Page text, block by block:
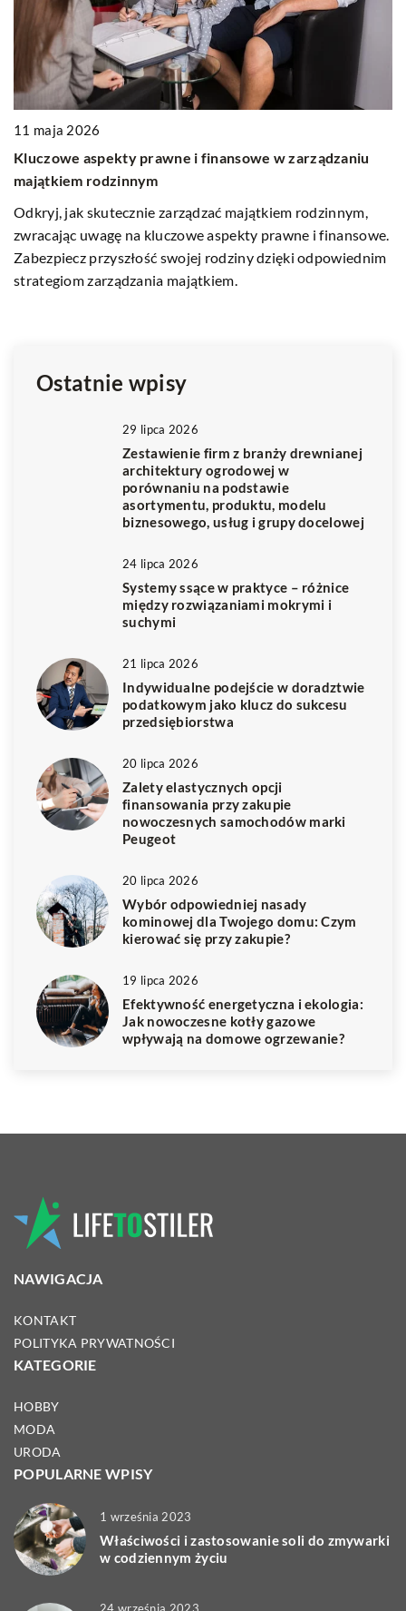
11 maja 2026
Kluczowe aspekty prawne i finansowe w zarządzaniu
majątkiem rodzinnym
Odkryj, jak skutecznie zarządzać majątkiem rodzinnym,
zwracając uwagę na kluczowe aspekty prawne i finansowe.
Zabezpiecz przyszłość swojej rodziny dzięki odpowiednim
strategiom zarządzania majątkiem.
Ostatnie wpisy
29 lipca 2026
Zestawienie firm z branży drewnianej
architektury ogrodowej w
porównaniu na podstawie
asortymentu, produktu, modelu
biznesowego, usług i grupy docelowej
24 lipca 2026
Systemy ssące w praktyce – różnice
między rozwiązaniami mokrymi i
suchymi
21 lipca 2026
Indywidualne podejście w doradztwie
podatkowym jako klucz do sukcesu
przedsiębiorstwa
20 lipca 2026
Zalety elastycznych opcji
finansowania przy zakupie
nowoczesnych samochodów marki
Peugeot
20 lipca 2026
Wybór odpowiedniej nasady
kominowej dla Twojego domu: Czym
kierować się przy zakupie?
19 lipca 2026
Efektywność energetyczna i ekologia:
Jak nowoczesne kotły gazowe
wpływają na domowe ogrzewanie?
NAWIGACJA
KONTAKT
POLITYKA PRYWATNOŚCI
KATEGORIE
HOBBY
MODA
URODA
POPULARNE WPISY
1 września 2023
Właściwości i zastosowanie soli do zmywarki
w codziennym życiu